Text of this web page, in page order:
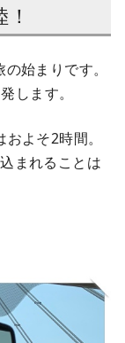
始まりです。
します。
よそ2時間。
まれることは